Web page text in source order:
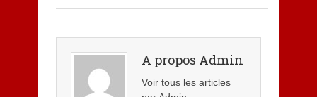
A propos Admin
Voir tous les articles